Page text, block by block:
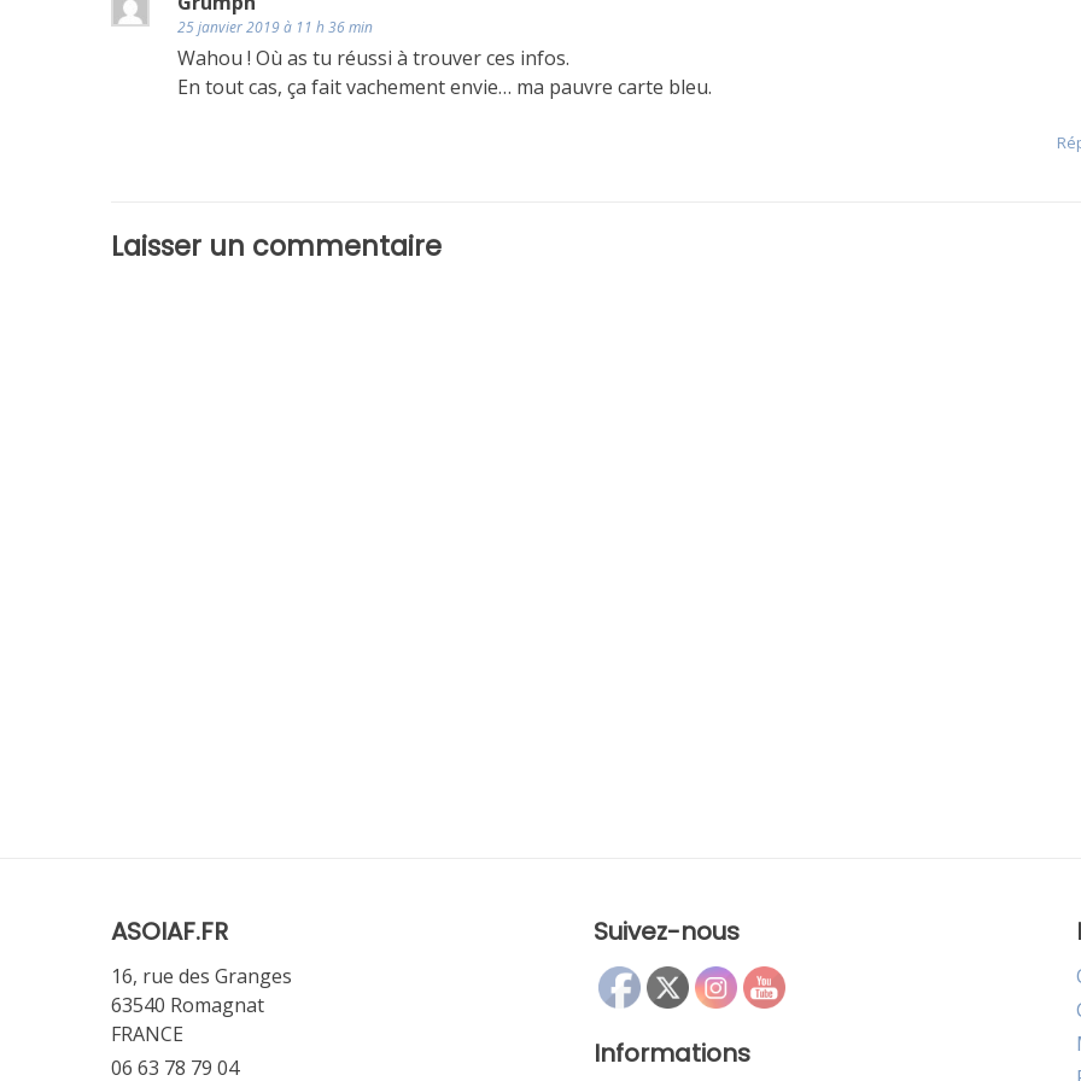
25 janvier 2019 à 11 h 36 min
Wahou ! Où as tu réussi à trouver ces infos.
En tout cas, ça fait vachement envie… ma pauvre carte bleu.
Laisser un commentaire
ASOIAF.FR
16, rue des Granges
63540 Romagnat
FRANCE
06 63 78 79 04
Suivez-nous
Informations